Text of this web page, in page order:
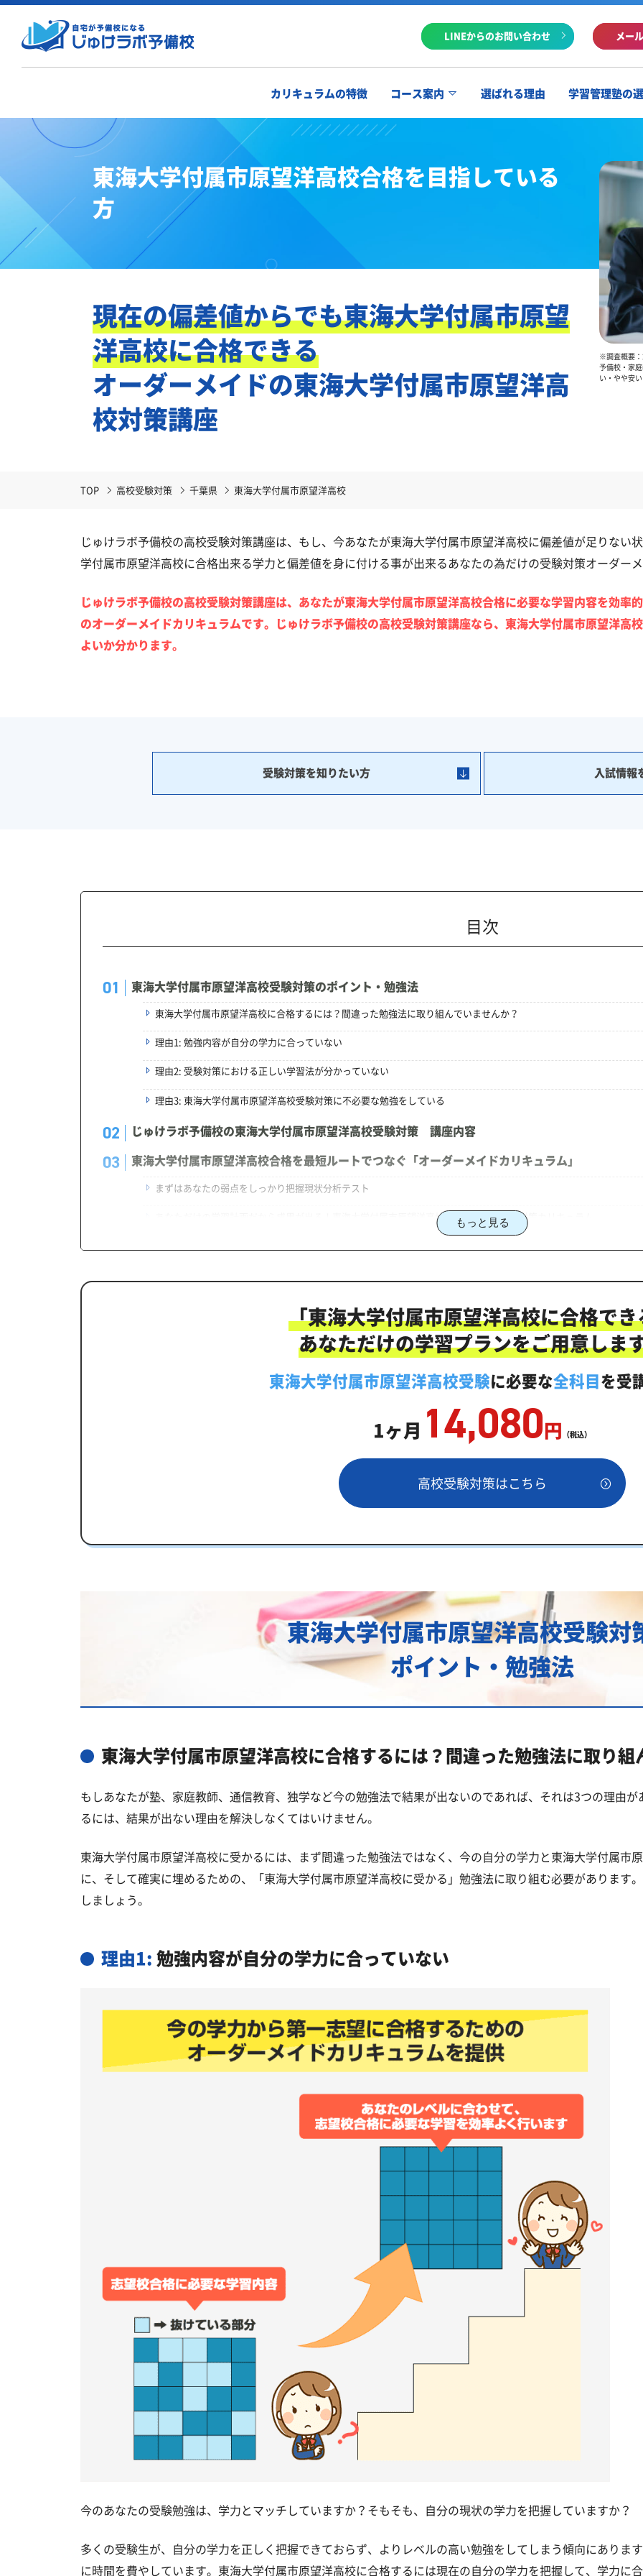
LINEからのお問い合わせ メー
カリキュラムの特徴 コース案内 選ばれる理由 学習管理塾の
東海大学付属市原望洋高校合格を目指している
方
現在の偏差値からでも東海大学付属市原望
洋高校に合格できる
オーダーメイドの東海大学付属市原望洋高
校対策講座
※調査概要
予備校・家
い・やや安
TOP 高校受験対策 千葉県 東海大学付属市原望洋高校
じゅけラボ予備校の高校受験対策講座は、もし、今あなたが東海大学付属市原望洋高校に偏差値が足りない
学付属市原望洋高校に合格出来る学力と偏差値を身に付ける事が出来るあなたの為だけの受験対策オーダー
じゅけラボ予備校の高校受験対策講座は、あなたが東海大学付属市原望洋高校合格に必要な学習内容を効率
のオーダーメイドカリキュラムです。じゅけラボ予備校の高校受験対策講座なら、東海大学付属市原望洋高
よいか分かります。
受験対策を知りたい方 入試情報
目次
東海大学付属市原望洋高校受験対策のポイント・勉強法
東海大学付属市原望洋高校に合格するには？間違った勉強法に取り組んでいませんか？
理由1: 勉強内容が自分の学力に合っていない
理由2: 受験対策における正しい学習法が分かっていない
理由3: 東海大学付属市原望洋高校受験対策に不必要な勉強をしている
じゅけラボ予備校の東海大学付属市原望洋高校受験対策 講座内容
東海大学付属市原望洋高校合格を最短ルートでつなぐ「オーダーメイドカリキュラム」
まずはあなたの弱点をしっかり把握現状分析テスト
あなただけの学習計画だから成果が出る！東海大学付属市原望洋高校合格に向けた受験対策カリキュラム
一人でも安心、学習相談
生徒にピッタリ合った「東海大学付属市原望洋高校対策のオーダーメイドカリキュラム」だから成
カリキュラムや料金についてお気軽にご相談ください
東海大学付属市原望洋高校の特徴
東海大学付属市原望洋高校合格に必要な内申点の目安
東海大学付属市原望洋高校合格するには内申点と偏差値両方が必要
東海大学付属市原望洋高校の所在地・アクセス
東海大学付属市原望洋高校卒業生の主な大学進学実績
東海大学付属市原望洋高校と偏差値が近い公立高校一覧
市原市の他の公立高校
東海大学付属市原望洋高校受験生からのよくある質問
もっと見る
「東海大学付属市原望洋高校に合格で
あなただけの学習プランをご用意しま
東海大学付属市原望洋高校受験に必要な全科目を受
1ヶ月 14,080円 （税込）
高校受験対策はこちら
東海大学付属市原望洋高校受験対
ポイント・勉強法
東海大学付属市原望洋高校に合格するには？間違った勉強法に取り組
もしあなたが塾、家庭教師、通信教育、独学など今の勉強法で結果が出ないのであれば、それは3つの理由
るには、結果が出ない理由を解決しなくてはいけません。
東海大学付属市原望洋高校に受かるには、まず間違った勉強法ではなく、今の自分の学力と東海大学付属市
に、そして確実に埋めるための、「東海大学付属市原望洋高校に受かる」勉強法に取り組む必要があります
しましょう。
理由1:勉強内容が自分の学力に合っていない
今のあなたの受験勉強は、学力とマッチしていますか？そもそも、自分の現状の学力を把握していますか？
多くの受験生が、自分の学力を正しく把握できておらず、よりレベルの高い勉強をしてしまう傾向にありま
に時間を費やしています。東海大学付属市原望洋高校に合格するには現在の自分の学力を把握して、学力に